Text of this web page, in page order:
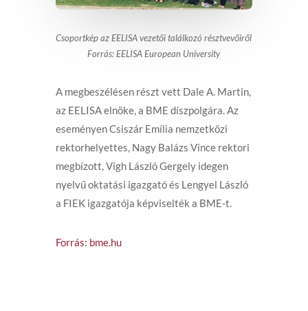
Csoportkép az EELISA vezetői találkozó résztvevőiről
Forrás: EELISA European University
A megbeszélésen részt vett Dale A. Martin,
az EELISA elnöke, a BME díszpolgára. Az
eseményen Csiszár Emília nemzetközi
rektorhelyettes, Nagy Balázs Vince rektori
megbízott, Vigh László Gergely idegen
nyelvű oktatási igazgató és Lengyel László
a FIEK igazgatója képviselték a BME-t.
Forrás: bme.hu